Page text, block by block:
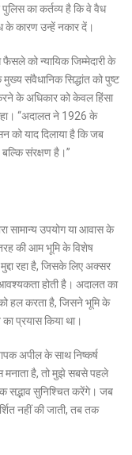
का कर्तव्य है कि वे वैध
के कारण उन्हें नकार दें।
को न्यायिक जिम्मेदारी के
संवैधानिक सिद्धांत को पुष्ट
के अधिकार को केवल हिंसा
“अदालत ने 1926 के
को याद दिलाया है कि जब
बल्कि संरक्षण है।”
सामान्य उपयोग या आवास के
की आम भूमि के विशेष
रहा है, जिसके लिए अक्सर
होती है। अदालत का
हल करता है, जिसने भूमि के
प्रयास किया था।
अपील के साथ निष्कर्ष
मनाता है, तो मुझे सबसे पहले
सद्भाव सुनिश्चित करेंगे। जब
नहीं की जाती, तब तक